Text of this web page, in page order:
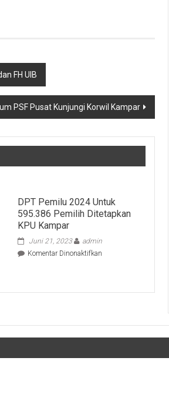
FH UIB
PSF Pusat Kunjungi Korwil Kampar
DPT Pemilu 2024 Untuk
595.386 Pemilih Ditetapkan
KPU Kampar
Juni 21, 2023
admin
Komentar Dinonaktifkanpada
Untuk
Ditetapkan
KPU